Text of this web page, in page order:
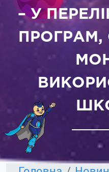
– У
ПРОГРАМ,